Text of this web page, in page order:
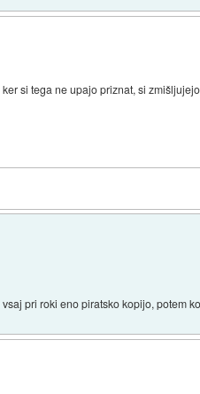
si tega ne upajo priznat, si
pri roki eno piratsko kopijo, potem